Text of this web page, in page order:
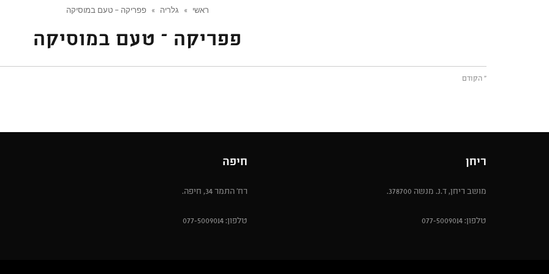
ראשי » גלריה » פפריקה – טעם במוסיקה
פפריקה – טעם במוסיקה
« הקודם
ריחן
מושב ריחן, ד.נ. מנשה 378700.
טלפון: 077-5009014
חיפה
רח' התמר 34, חיפה.
טלפון: 077-5009014